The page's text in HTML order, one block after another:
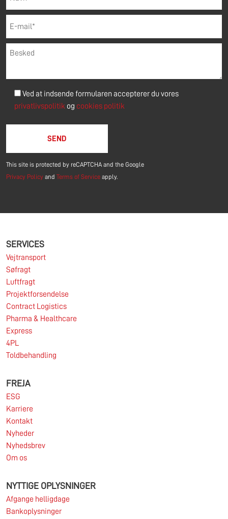
Ved at indsende formularen accepterer du vores
privatlivspolitik og cookies politik
This site is protected by reCAPTCHA and the Google
Privacy Policy and Terms of Service apply.
SERVICES
Vejtransport
Søfragt
Luftfragt
Projektforsendelse
Contract Logistics
Pharma & Healthcare
Express
4PL
Toldbehandling
FREJA
ESG
Karriere
Kontakt
Nyheder
Nyhedsbrev
Om os
NYTTIGE OPLYSNINGER
Afgange helligdage
Bankoplysninger